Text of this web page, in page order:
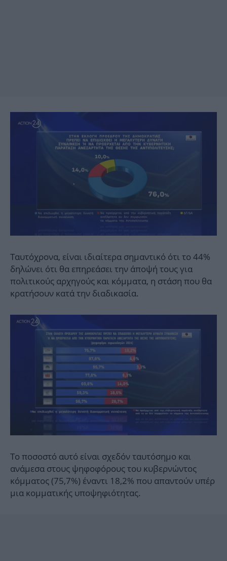
Ταυτόχρονα, είναι ιδιαίτερα σημαντικό ότι το 44%
δηλώνει ότι θα επηρεάσει την άποψή τους για
πολιτικούς αρχηγούς και κόμματα, η στάση που θα
κρατήσουν κατά την διαδικασία.
Το ποσοστό αυτό είναι σχεδόν ταυτόσημο και
ανάμεσα στους ψηφοφόρους του κυβερνώντος
κόμματος (75,7%) έναντι 18,2% που απαντούν υπέρ
μια κομματικής υποψηφιότητας.